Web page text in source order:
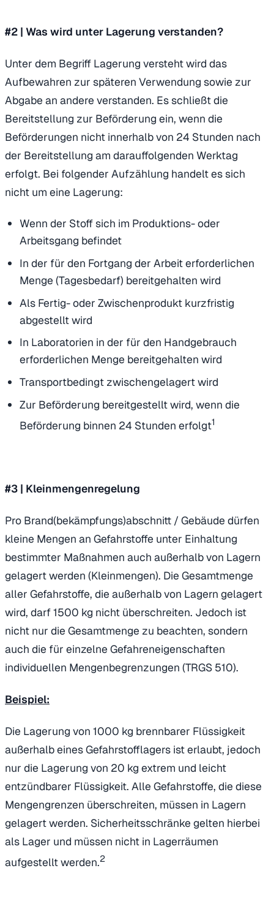
#2 | Was wird unter Lagerung verstanden?
Unter dem Begriff Lagerung versteht wird das
Aufbewahren zur späteren Verwendung sowie zur
Abgabe an andere verstanden. Es schließt die
Bereitstellung zur Beförderung ein, wenn die
Beförderungen nicht innerhalb von 24 Stunden nach
der Bereitstellung am darauffolgenden Werktag
erfolgt. Bei folgender Aufzählung handelt es sich
nicht um eine Lagerung:
Wenn der Stoff sich im Produktions- oder
Arbeitsgang befindet
In der für den Fortgang der Arbeit erforderlichen
Menge (Tagesbedarf) bereitgehalten wird
Als Fertig- oder Zwischenprodukt kurzfristig
abgestellt wird
In Laboratorien in der für den Handgebrauch
erforderlichen Menge bereitgehalten wird
Transportbedingt zwischengelagert wird
Zur Beförderung bereitgestellt wird, wenn die
Beförderung binnen 24 Stunden erfolgt1
#3 | Kleinmengenregelung
Pro Brand(bekämpfungs)abschnitt / Gebäude dürfen
kleine Mengen an Gefahrstoffe unter Einhaltung
bestimmter Maßnahmen auch außerhalb von Lagern
gelagert werden (Kleinmengen). Die Gesamtmenge
aller Gefahrstoffe, die außerhalb von Lagern gelagert
wird, darf 1500 kg nicht überschreiten. Jedoch ist
nicht nur die Gesamtmenge zu beachten, sondern
auch die für einzelne Gefahreneigenschaften
individuellen Mengenbegrenzungen (TRGS 510).
Beispiel:
Die Lagerung von 1000 kg brennbarer Flüssigkeit
außerhalb eines Gefahrstofflagers ist erlaubt, jedoch
nur die Lagerung von 20 kg extrem und leicht
entzündbarer Flüssigkeit. Alle Gefahrstoffe, die diese
Mengengrenzen überschreiten, müssen in Lagern
gelagert werden. Sicherheitsschränke gelten hierbei
als Lager und müssen nicht in Lagerräumen
aufgestellt werden.2